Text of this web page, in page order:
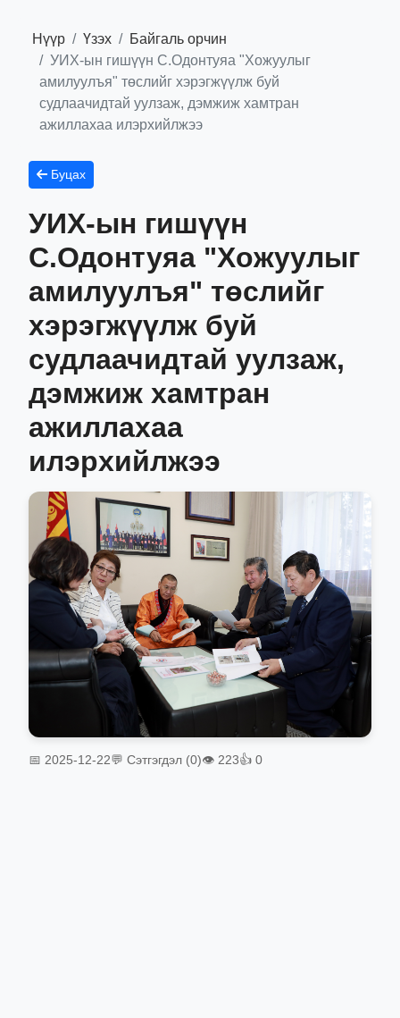
Нүүр Үзэх
Байгаль орчин
УИХ-ын гишүүн С.Одонтуяа "Хожуулыг
амилуулъя" төслийг хэрэгжүүлж буй
судлаачидтай уулзаж, дэмжиж хамтран
ажиллахаа илэрхийлжээ
Буцах
УИХ-ын гишүүн
С.Одонтуяа "Хожуулыг
амилуулъя" төслийг
хэрэгжүүлж буй
судлаачидтай уулзаж,
дэмжиж хамтран
ажиллахаа
илэрхийлжээ
📅 2025-12-22💬 Сэтгэгдэл (0)👁 223👍 0